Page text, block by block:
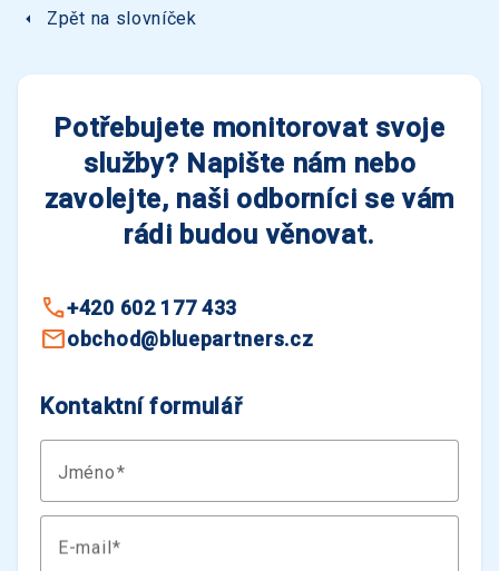
arrow_left Zpět na slovníček
Potřebujete monitorovat svoje
služby? Napište nám nebo
zavolejte, naši odborníci se vám
rádi budou věnovat.
+420 602 177 433
obchod@bluepartners.cz
Kontaktní formulář
Jméno
E-mail